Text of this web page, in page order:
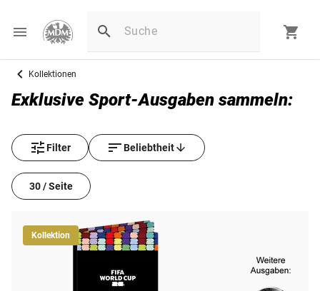
Kollektionen
Exklusive Sport‑Ausgaben sammeln:
Filter Beliebtheit
30 / Seite
Kollektion